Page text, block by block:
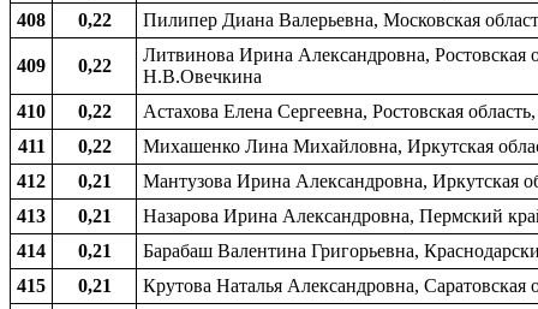
408
0,22 Пилипер Диана Валерьевна, Московская
409 0,22
Литвинова Ирина Александровна, Ростовская
Н.В.Овечкина
410
0,22
Астахова Елена Сергеевна, Ростовская
411
0,22
Михашенко Лина Михайловна, Иркутская
412
0,21
Мантузова Ирина Александровна, Иркутская
413
0,21
Назарова Ирина Александровна, Пермский
414
0,21
Барабаш Валентина Григорьевна,
415
0,21
Крутова Наталья Александровна,